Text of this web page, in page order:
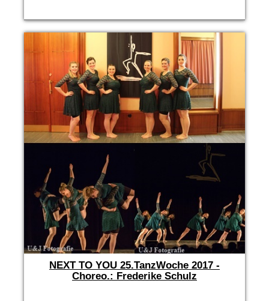
NEXT TO YOU 25.TanzWoche 2017 -
Choreo.: Frederike Schulz